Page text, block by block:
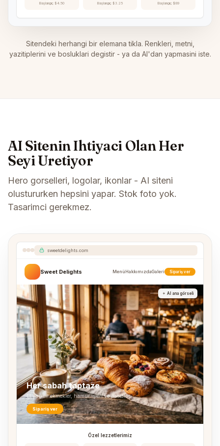
Başlangıç $4.50 Başlangıç $3.25 Başlangıç $89
Sitendeki herhangi bir elemana tikla. Renkleri, metni,
yazitiplerini ve bosluklari degistir - ya da AI'dan yapmasini iste.
AI Sitenin Ihtiyaci Olan Her
Seyi Uretiyor
Hero gorselleri, logolar, ikonlar - AI siteni
olustururken hepsini yapar. Stok foto yok.
Tasarimci gerekmez.
sweetdelights.com
Sweet Delights Menü HakkımızdaGaleri Sipariş ver
Her sabah taptaze
El yapımı ekmekler, hamur işleri ve pastalar
Sipariş ver
AI ana görseli
Özel lezzetlerimiz